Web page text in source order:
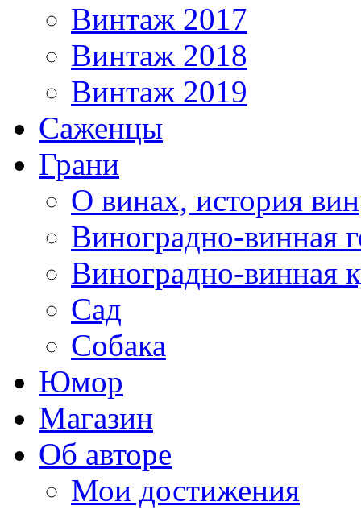
Винтаж 2017
Винтаж 2018
Винтаж 2019
Саженцы
Грани
О винах, история вин
Виноградно-винная
Виноградно-винная
Сад
Собака
Юмор
Магазин
Об авторе
Мои достижения